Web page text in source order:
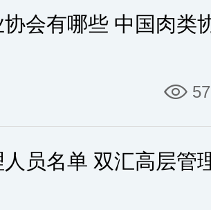
会有哪些 中国肉类
员名单 双汇高层管